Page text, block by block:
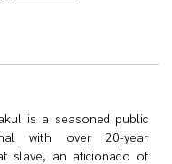
is a seasoned public
with over 20-year
slave, an aficionado of